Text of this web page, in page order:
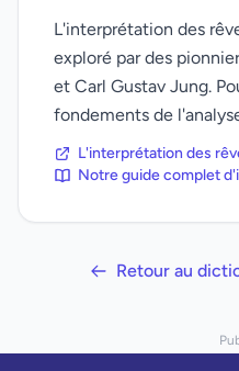
L'interprétation des
exploré par des
et Carl Gustav Jung.
fondements de
L'interprétation des
Notre guide complet
Retour au